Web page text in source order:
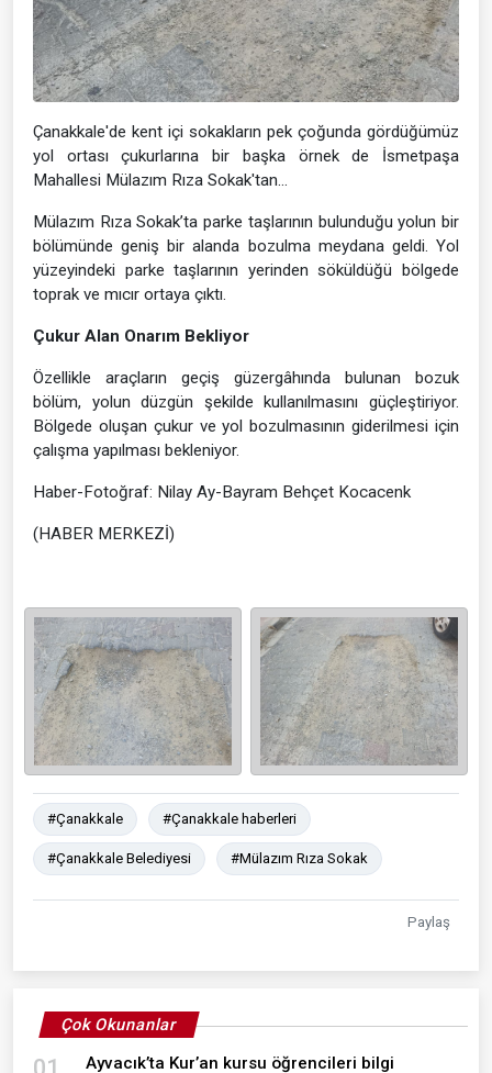
Çanakkale'de kent içi sokakların pek çoğunda gördüğümüz
yol ortası çukurlarına bir başka örnek de İsmetpaşa
Mahallesi Mülazım Rıza Sokak'tan...
Mülazım Rıza Sokak’ta parke taşlarının bulunduğu yolun bir
bölümünde geniş bir alanda bozulma meydana geldi. Yol
yüzeyindeki parke taşlarının yerinden söküldüğü bölgede
toprak ve mıcır ortaya çıktı.
Çukur Alan Onarım Bekliyor
Özellikle araçların geçiş güzergâhında bulunan bozuk
bölüm, yolun düzgün şekilde kullanılmasını güçleştiriyor.
Bölgede oluşan çukur ve yol bozulmasının giderilmesi için
çalışma yapılması bekleniyor.
Haber-Fotoğraf: Nilay Ay-Bayram Behçet Kocacenk
(HABER MERKEZİ)
#Çanakkale #Çanakkale haberleri
#Çanakkale Belediyesi #Mülazım Rıza Sokak
Paylaş
Çok Okunanlar
Ayvacık’ta Kur’an kursu öğrencileri bilgi